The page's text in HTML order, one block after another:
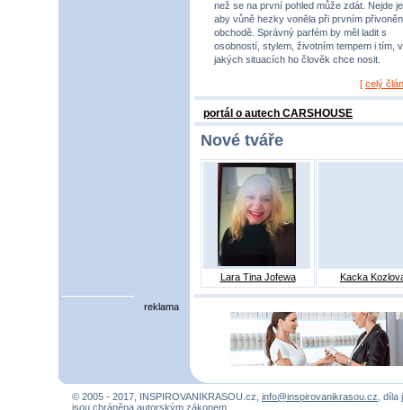
než se na první pohled může zdát. Nejde
aby vůně hezky voněla při prvním
obchodě. Správný parfém by měl ladit s
osobností, stylem, životním tempem i tím, v
jakých situacích ho člověk chce nosit.
[ celý
portál o autech CARSHOUSE
Nové tváře
Lara Tina Jofewa Kacka
reklama
© 2005 - 2017, INSPIROVANIKRASOU.cz, info@inspirovanikrasou.cz ,
jsou chráněna autorským zákonem.